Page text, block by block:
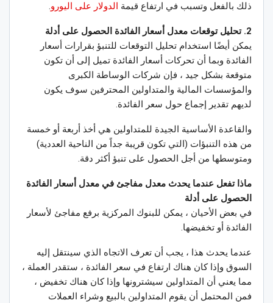
ذلك بالفعل وتسبب في ارتفاع قيمة الدولار على اليورو.
2. تحليل توقعات معدل أسعار الفائدة الحصول على أدلة
يمكن أيضًا استخدام تحليل التوقعات للتنبؤ بقرارات أسعار
الفائدة وبما أن تحركات أسعار الفائدة تميل إلى أن تكون
متوقعة بشكل جيد ، فإن شركات الوساطة الكبرى
والمؤسسات المالية والمتداولين المحترفين سوف يكون
لديهم تقدير إجماع حول سعر الفائدة.
والقاعدة الأساسية الجيدة للمتداولين هي أخذ أربعة أو خمسة
من هذه التنبؤات (التي تكون قريبة جداً من الناحية العددية)
ومتوسطها من أجل الحصول على تنبؤ أكثر دقة.
ماذا تفعل عندما يحدث معدل مفاجئ في معدل أسعار الفائدة
الحصول على أدلة
في بعض الأحيان ، يمكن للبنوك المركزية برفع مفاجئ لأسعار
الفائدة أو تخفيضها.
عندما يحدث هذا ، يجب أن تعرف الاتجاه الذي سينتقل إليه
السوق وإذا كان هناك ارتفاع في سعر الفائدة ، ستقدر العملة ،
مما يعني أن المتداولين سيشترونها وإذا كان هناك تخفيض ،
فمن المحتمل أن يقوم المتداولين بالبيع وشراء العملات